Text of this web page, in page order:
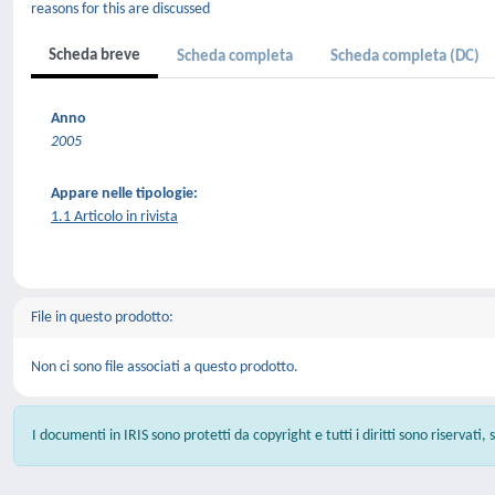
reasons for this are discussed
Scheda breve Scheda completa Scheda completa (DC)
Anno
2005
Appare nelle tipologie:
1.1 Articolo in rivista
File in questo prodotto:
Non ci sono file associati a questo prodotto.
I documenti in IRIS sono protetti da copyright e tutti i diritti sono riservati,